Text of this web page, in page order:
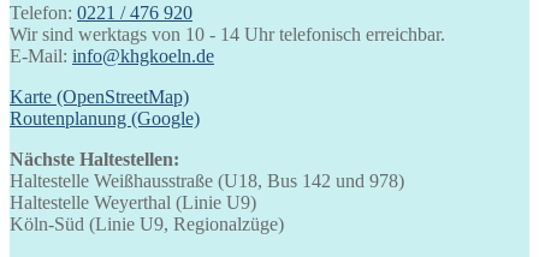
Telefon: 0221 / 476 920
Wir sind werktags von 10 - 14 Uhr telefonisch erreichbar.
E-Mail: info@khgkoeln.de
Karte (OpenStreetMap)
Routenplanung (Google)
Nächste Haltestellen:
Haltestelle Weißhausstraße (U18, Bus 142 und 978)
Haltestelle Weyerthal (Linie U9)
Köln-Süd (Linie U9, Regionalzüge)